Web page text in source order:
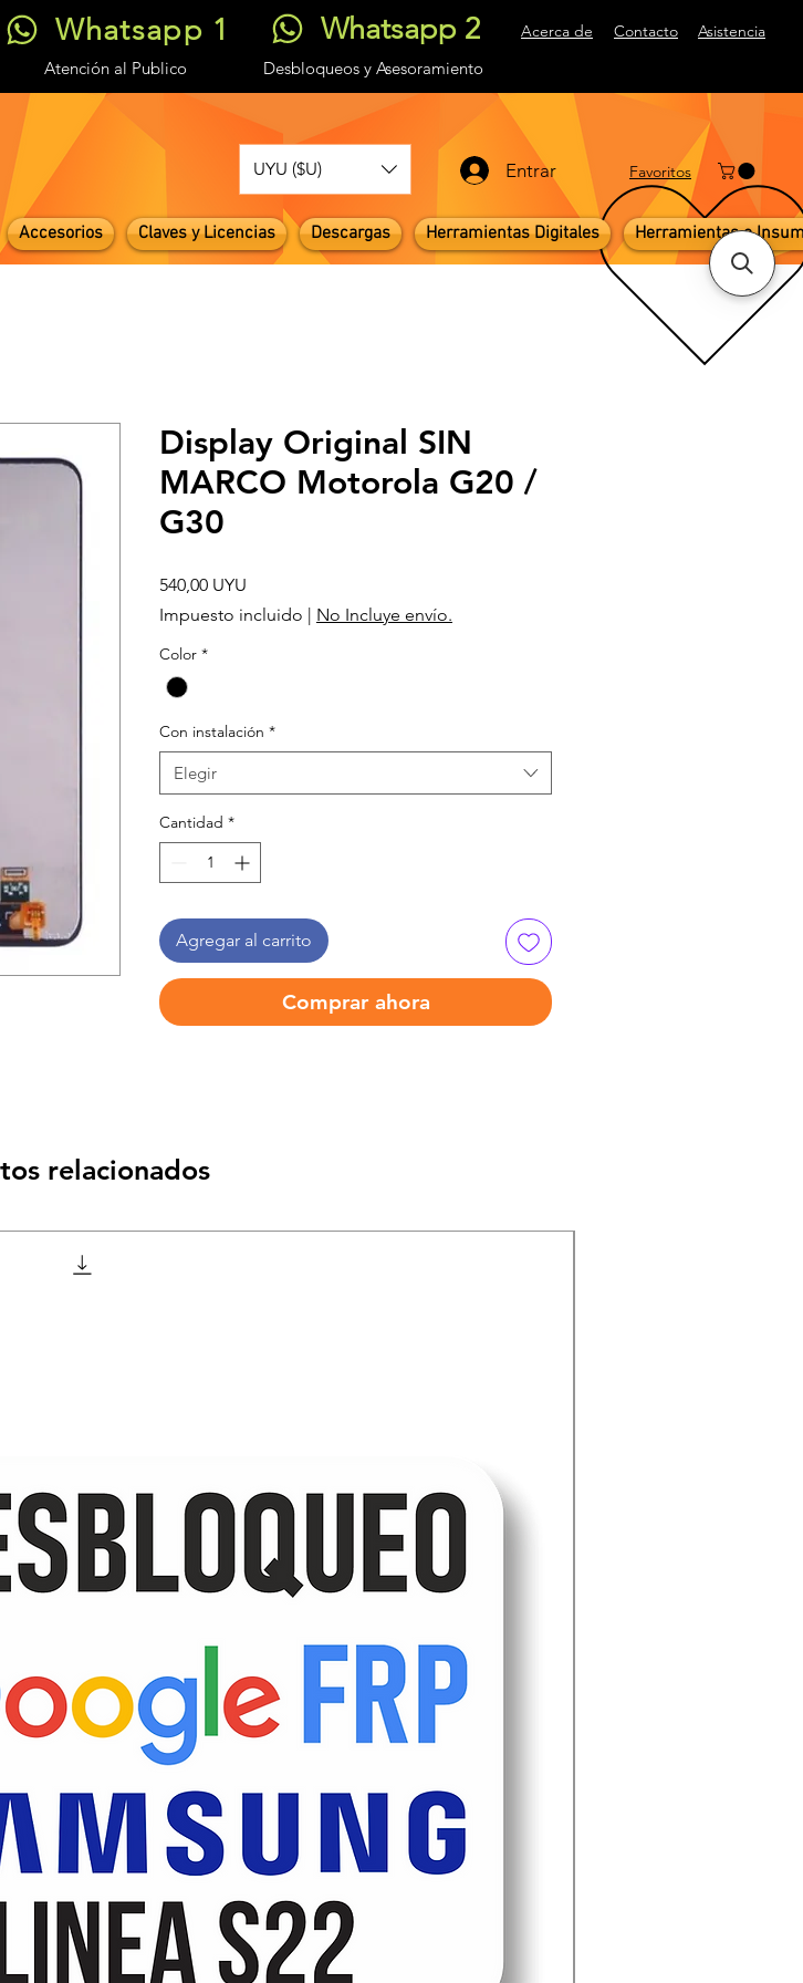
Whatsapp 1 Whatsapp 2 Acerca de Contacto Asistencia
Atención al Publico Desbloqueos y Asesoramiento
UYU ($U) Entrar Favoritos
Accesorios Claves y Licencias Descargas Herramientas Digitales Herramientas e
Display Original SIN
MARCO Motorola G20 /
G30
540,00 UYU
Impuesto incluido | No Incluye envío.
Color *
Con instalación *
Elegir
Cantidad *
Agregar al carrito
Comprar ahora
relacionados